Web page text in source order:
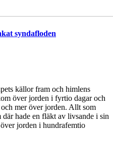
syndafloden
källor fram och himlens
över jorden i fyrtio dagar och
mer över jorden. Allt som
hade en fläkt av livsande i sin
jorden i hundrafemtio